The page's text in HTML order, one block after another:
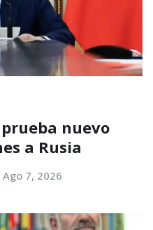
nuevo
a Rusia
Ago 7, 2026